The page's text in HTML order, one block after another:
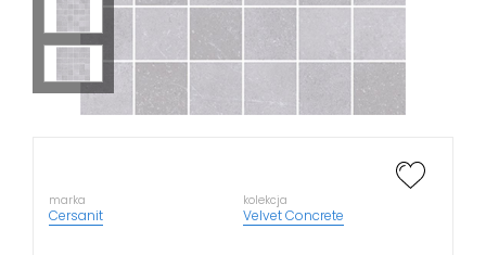
marka
Cersanit
kolekcja
Velvet Concrete